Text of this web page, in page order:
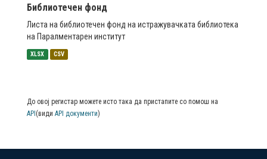
Библиотечен фонд
Листа на библиотечен фонд на истражувачката библиотека
на Паралментарен институт
XLSX CSV
До овој регистар можете исто така да пристапите со помош на
API (види API документи)